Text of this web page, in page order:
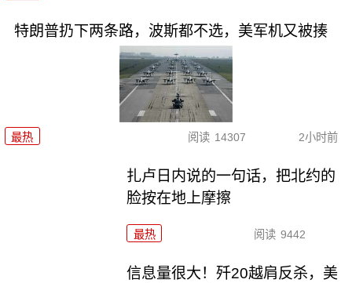
特朗普扔下两条路，波斯都不选，美军机又被揍
最热 阅读 14307 2小时前
扎卢日内说的一句话，把北约的
脸按在地上摩擦
最热 阅读 9442
信息量很大！歼20越肩反杀，美